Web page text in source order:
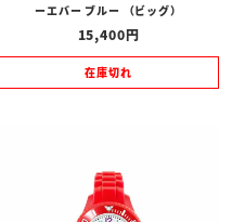
ーエバー ブルー （ビッグ）
15,400
在庫切れ